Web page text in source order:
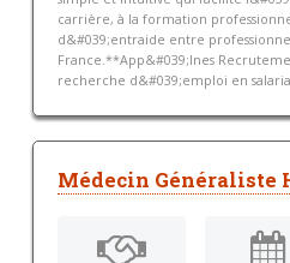
carrière, à la formation
d&#039;entraide entre
France.**App&#039;Ines
recherche d&#039;emploi en
Médecin Généraliste